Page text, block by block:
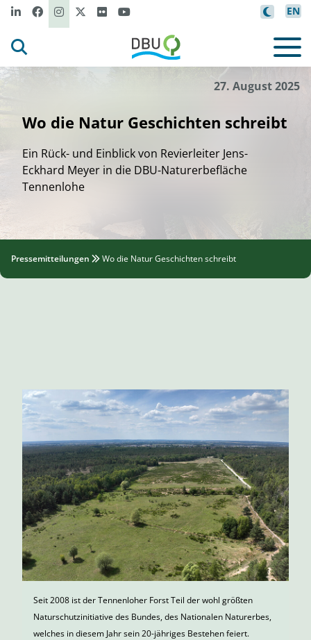
EN
©
Gesa
W
ann
i
ck
27. August 2025
Wo die Natur Geschichten schreibt
Ein Rück- und Einblick von Revierleiter Jens-
Eckhard Meyer in die DBU-Naturerbefläche
Tennenlohe
Pressemitteilungen Wo die Natur Geschichten schreibt
Seit 2008 ist der Tennenloher Forst Teil der wohl größten
Naturschutzinitiative des Bundes, des Nationalen Naturerbes,
welches in diesem Jahr sein 20-jähriges Bestehen feiert.